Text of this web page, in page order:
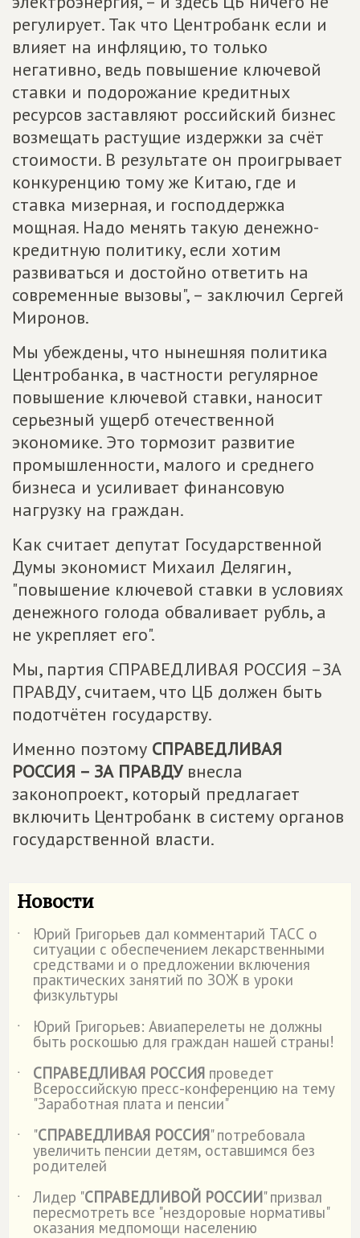
регулирует. Так что Центробанк если и
влияет на инфляцию, то только
негативно, ведь повышение ключевой
ставки и подорожание кредитных
ресурсов заставляют российский бизнес
возмещать растущие издержки за счёт
стоимости. В результате он проигрывает
конкуренцию тому же Китаю, где и
ставка мизерная, и господдержка
мощная. Надо менять такую денежно-
кредитную политику, если хотим
развиваться и достойно ответить на
современные вызовы", – заключил Сергей
Миронов.
Мы убеждены, что нынешняя политика
Центробанка, в частности регулярное
повышение ключевой ставки, наносит
серьезный ущерб отечественной
экономике. Это тормозит развитие
промышленности, малого и среднего
бизнеса и усиливает финансовую
нагрузку на граждан.
Как считает депутат Государственной
Думы экономист Михаил Делягин,
"повышение ключевой ставки в условиях
денежного голода обваливает рубль, а
не укрепляет его".
Мы, партия СПРАВЕДЛИВАЯ РОССИЯ –ЗА
ПРАВДУ, считаем, что ЦБ должен быть
подотчётен государству.
Именно поэтому СПРАВЕДЛИВАЯ
РОССИЯ – ЗА ПРАВДУвнесла
законопроект, который предлагает
включить Центробанк в систему органов
государственной власти.
Новости
˙ Юрий Григорьев дал комментарий ТАСС о
ситуации с обеспечением лекарственными
средствами и о предложении включения
практических занятий по ЗОЖ в уроки
физкультуры
˙
Юрий Григорьев: Авиаперелеты не должны
быть роскошью для граждан нашей страны!
˙
СПРАВЕДЛИВАЯ РОССИЯ проведет
Всероссийскую пресс-конференцию на тему
"Заработная плата и пенсии"
˙
"СПРАВЕДЛИВАЯ РОССИЯ" потребовала
увеличить пенсии детям, оставшимся без
родителей
˙
Лидер "СПРАВЕДЛИВОЙ РОССИИ" призвал
пересмотреть все "нездоровые нормативы"
оказания медпомощи населению